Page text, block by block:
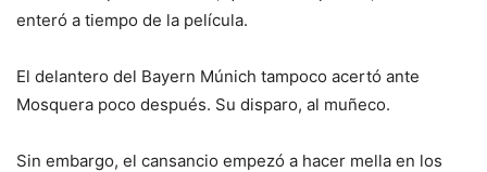
enteró a tiempo de la película.
El delantero del Bayern Múnich tampoco acertó ante
Mosquera poco después. Su disparo, al muñeco.
Sin embargo, el cansancio empezó a hacer mella en los